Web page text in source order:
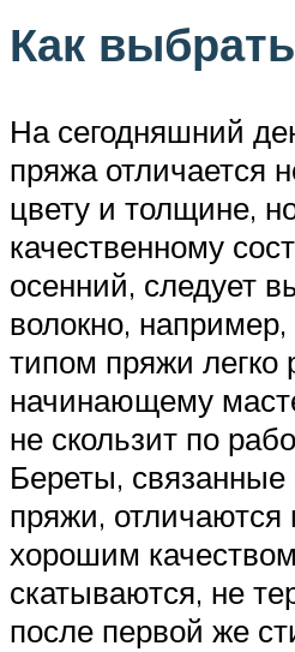
Как
На сегодняшний
пряжа отличается
цвету и толщине,
качественному
осенний, следует
волокно,
типом пряжи легко
начинающему
не скользит по
Береты, связанные
пряжи, отличаются
хорошим
скатываются, не
после первой же